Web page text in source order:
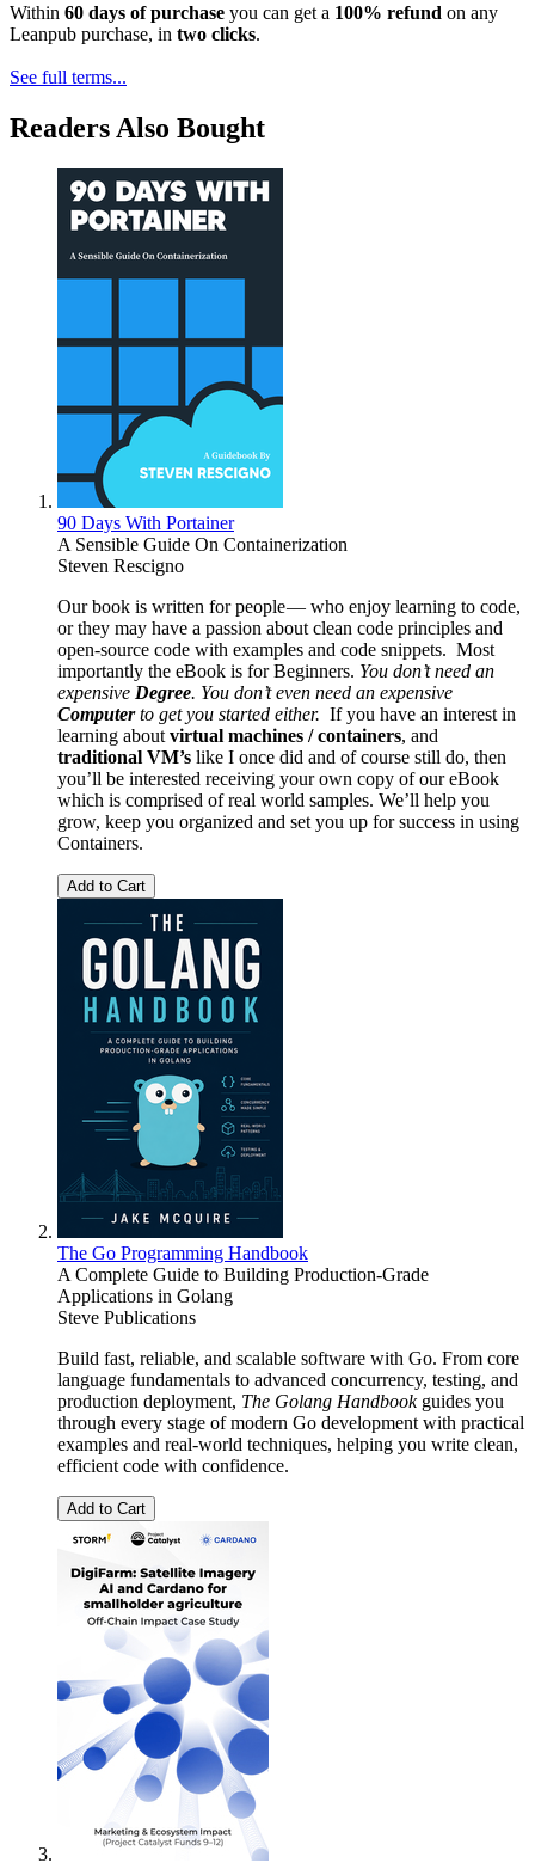
Within 60 days of purchase you can get a 100% refund on any
Leanpub purchase, in two clicks.
See full terms...
Readers Also Bought
90 Days With Portainer
A Sensible Guide On Containerization
Steven Rescigno
Our book is written for people — who enjoy learning to code,
or they may have a passion about clean code principles and
open-source code with examples and code snippets. Most
importantly the eBook is for Beginners. You don’t need an
expensive Degree. You don’t even need an expensive
Computerto get you started either. If you have an interest in
learning about virtual machines / containers, and
traditional VM’s like I once did and of course still do, then
you’ll be interested receiving your own copy of our eBook
which is comprised of real world samples. We’ll help you
grow, keep you organized and set you up for success in using
Containers.
Add to Cart
The Go Programming Handbook
A Complete Guide to Building Production-Grade
Applications in Golang
Steve Publications
Build fast, reliable, and scalable software with Go. From core
language fundamentals to advanced concurrency, testing, and
production deployment, The Golang Handbookguides you
through every stage of modern Go development with practical
examples and real-world techniques, helping you write clean,
efficient code with confidence.
Add to Cart